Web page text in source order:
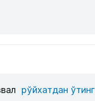
рўйхатдан ўтинг